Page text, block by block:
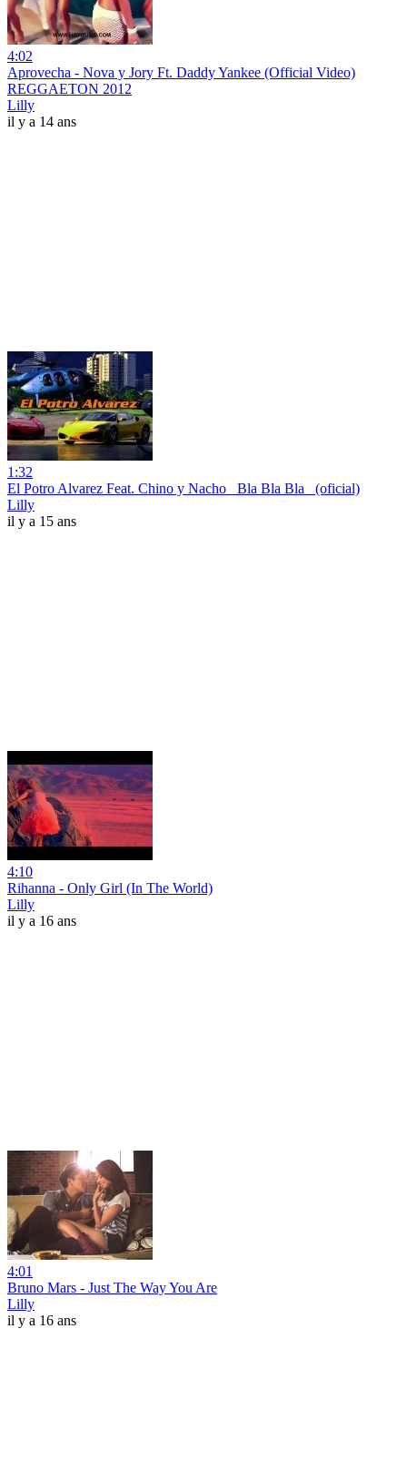
4:02
Aprovecha - Nova y Jory Ft. Daddy Yankee (Official Video)
REGGAETON 2012
Lilly
il y a 14 ans
1:32
El Potro Alvarez Feat. Chino y Nacho _Bla Bla Bla_ (oficial)
Lilly
il y a 15 ans
4:10
Rihanna - Only Girl (In The World)
Lilly
il y a 16 ans
4:01
Bruno Mars - Just The Way You Are
Lilly
il y a 16 ans